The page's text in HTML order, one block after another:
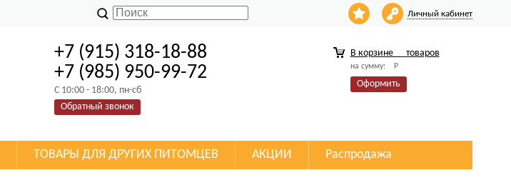
Личный кабинет
+7 (915) 318-18-88
+7 (985) 950-99-72
C 10:00 - 18:00, пн-сб
Обратный звонок
В корзине товаров
на сумму: Р
Оформить
ТОВАРЫ ДЛЯ ДРУГИХ ПИТОМЦЕВ АКЦИИ Распродажа